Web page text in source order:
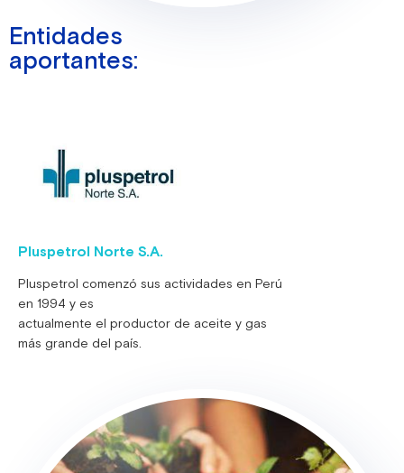
Entidades
aportantes:
Pluspetrol Norte S.A.
Pluspetrol comenzó sus actividades en Perú
en 1994 y es
actualmente el productor de aceite y gas
más grande del país.